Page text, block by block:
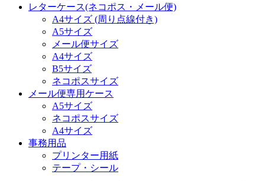
レターケース(ネコポス・メール便)
A4サイズ (周り点線付き)
A5サイズ
メール便サイズ
A4サイズ
B5サイズ
ネコポスサイズ
メール便専用ケース
A5サイズ
ネコポスサイズ
A4サイズ
事務用品
プリンター用紙
テープ・シール